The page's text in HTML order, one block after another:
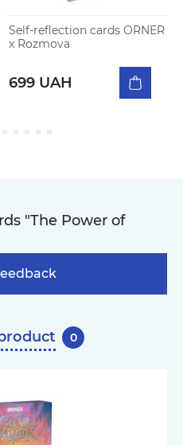
Self-reflection cards ORNER
x Rozmova
699 UAH
"The Power of
0